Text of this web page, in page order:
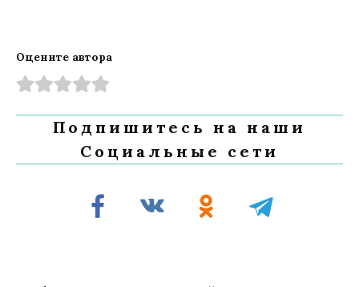
Оцените автора
Подпишитесь на наши
Социальные сети